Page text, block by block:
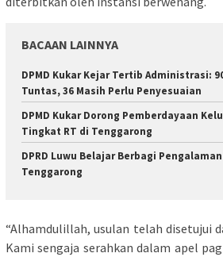
BACAAN LAINNYA
DPMD Kukar Kejar Tertib Administrasi:
Tuntas, 36 Masih Perlu Penyesuaian
DPMD Kukar Dorong Pemberdayaan
Tingkat RT di Tenggarong
DPRD Luwu Belajar Berbagi
Tenggarong
“Alhamdulillah, usulan telah disetujui
Kami sengaja serahkan dalam apel